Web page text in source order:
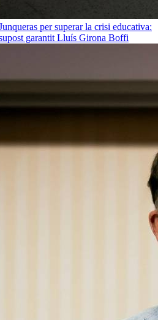
per superar la crisi educativa:
garantit Lluís Girona Boffi